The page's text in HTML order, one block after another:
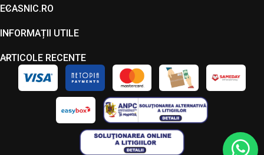
ECASNIC.RO
INFORMAȚII UTILE
ARTICOLE RECENTE